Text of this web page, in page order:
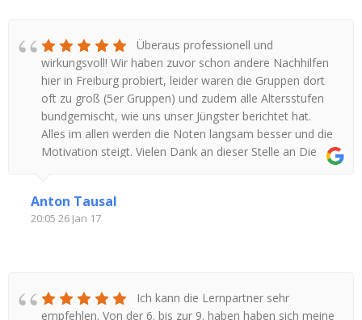
Überaus professionell und
wirkungsvoll! Wir haben zuvor schon andere Nachhilfen
hier in Freiburg probiert, leider waren die Gruppen dort
oft zu groß (5er Gruppen) und zudem alle Altersstufen
bundgemischt, wie uns unser Jüngster berichtet hat.
Alles im allen werden die Noten langsam besser und die
Motivation steigt. Vielen Dank an dieser Stelle an Die
Anton Tausal
20:05 26 Jan 17
Ich kann die Lernpartner sehr
empfehlen. Von der 6. bis zur 9. haben haben sich meine